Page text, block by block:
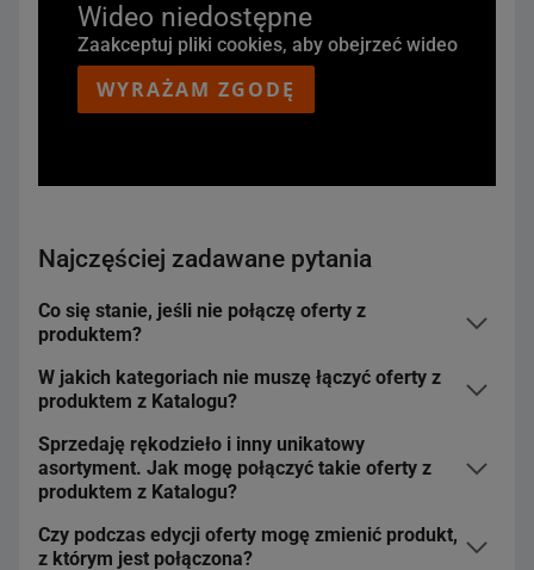
Wideo niedostępne
Zaakceptuj pliki cookies, aby obejrzeć wideo
WYRAŻAM ZGODĘ
Najczęściej zadawane pytania
Co się stanie, jeśli nie połączę oferty z
produktem?
Nie rozpoczniesz sprzedaży na rynkach zagranicznych
– na allegro․cz, allegro sk i allegro.hu możesz
tylko oferty połączone z Katalogiem
Wystawianie oferty potrwa dłużej – gdy wybierzesz
produkt z Katalogu, automatycznie uzupełnimy za
Ciebie parametry.
Nie wyróżnisz się oznaczeniem SUPERCENAani innymi
specjalnymi oznaczeniami
W jakich kategoriach nie muszę łączyć oferty z
produktem z Katalogu?
Nie dotyczy to ofert, które:
wystawiasz w kategoriach z unikatowym
Rękodzieło – i możesz utworzyć w nichprodukty
Sprzedaję rękodzieło i inny unikatowy
asortyment. Jak mogę połączyć takie oferty z
produktem z Katalogu?
Jeśli nie możesz uzupełnić niektórych wymaganych
Czy podczas edycji oferty mogę zmienić produkt,
z którym jest połączona?